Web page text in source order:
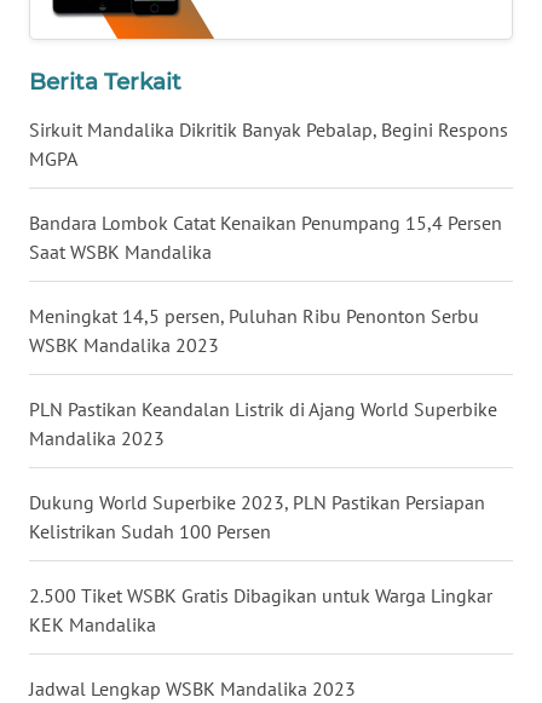
Berita Terkait
Sirkuit Mandalika Dikritik Banyak Pebalap, Begini Respons
MGPA
Bandara Lombok Catat Kenaikan Penumpang 15,4 Persen
Saat WSBK Mandalika
Meningkat 14,5 persen, Puluhan Ribu Penonton Serbu
WSBK Mandalika 2023
PLN Pastikan Keandalan Listrik di Ajang World Superbike
Mandalika 2023
Dukung World Superbike 2023, PLN Pastikan Persiapan
Kelistrikan Sudah 100 Persen
2.500 Tiket WSBK Gratis Dibagikan untuk Warga Lingkar
KEK Mandalika
Jadwal Lengkap WSBK Mandalika 2023
WN
JATIM
BALI
KALBAR
KALTENG
WN
KALTARA
WN
KALSEL